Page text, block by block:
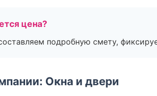
цена?
подробную смету,
Окна и двери